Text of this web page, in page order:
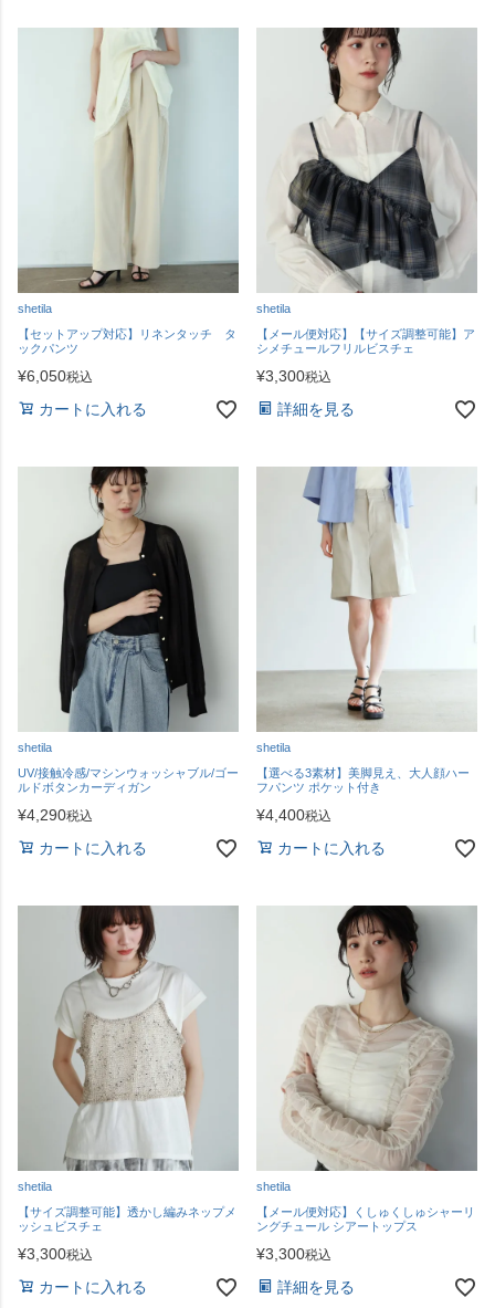
shetila
【セットアップ対応】リネンタッチ タ
ックパンツ
¥6,050税込
カートに入れる
shetila
【メール便対応】【サイズ調整可能】ア
シメチュールフリルビスチェ
¥3,300税込
詳細を見る
shetila
UV/接触冷感/マシンウォッシャブル/ゴー
ルドボタンカーディガン
¥4,290税込
カートに入れる
shetila
【選べる3素材】美脚見え、大人顔ハー
フパンツ ポケット付き
¥4,400税込
カートに入れる
shetila
【サイズ調整可能】透かし編みネップメ
ッシュビスチェ
¥3,300税込
カートに入れる
shetila
【メール便対応】くしゅくしゅシャーリ
ングチュール シアートップス
¥3,300税込
詳細を見る